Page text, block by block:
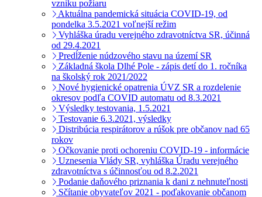
vzniku požiaru
Aktuálna pandemická situácia COVID-19, od
pondelka 3.5.2021 voľnejší režim
Vyhláška úradu verejného zdravotníctva SR, účinná
od 29.4.2021
Predĺženie núdzového stavu na území SR
Základná škola Dlhé Pole - zápis detí do 1. ročníka
na školský rok 2021/2022
Nové hygienické opatrenia ÚVZ SR a rozdelenie
okresov podľa COVID automatu od 8.3.2021
Výsledky testovania, 1.5.2021
Testovanie 6.3.2021, výsledky
Distribúcia respirátorov a rúšok pre občanov nad 65
rokov
Očkovanie proti ochoreniu COVID-19 - informácie
Uznesenia Vlády SR, vyhláška Úradu verejného
zdravotníctva s účinnosťou od 8.2.2021
Podanie daňového priznania k dani z nehnuteľnosti
Sčítanie obyvateľov 2021 - poďakovanie občanom